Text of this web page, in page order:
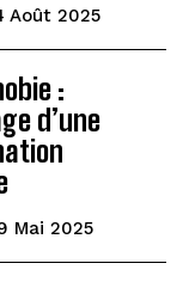
Août 2025
:
d’une
Mai 2025